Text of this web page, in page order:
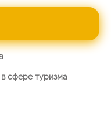
сфере туризма